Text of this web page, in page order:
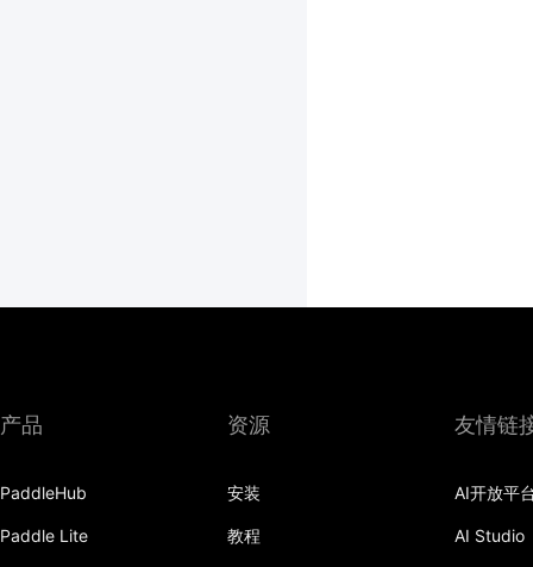
产品
PaddleHub
Paddle Lite
资源
安装
教程
友情链
AI开放平
AI Studio